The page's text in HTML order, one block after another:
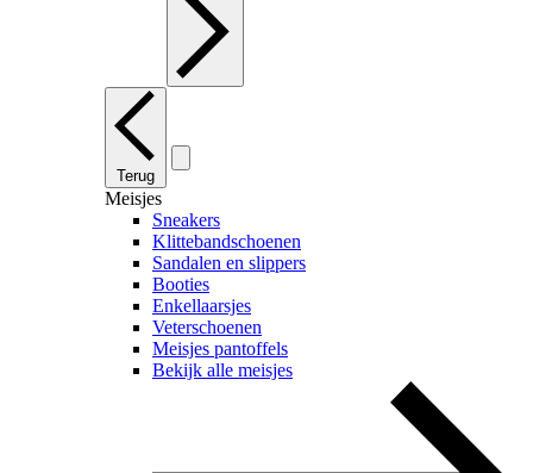
Terug
Meisjes
Sneakers
Klittebandschoenen
Sandalen en slippers
Booties
Enkellaarsjes
Veterschoenen
Meisjes pantoffels
Bekijk alle meisjes